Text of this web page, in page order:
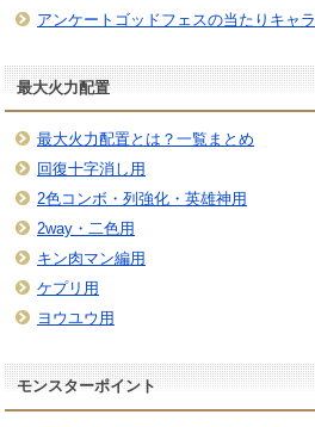
アンケートゴッドフェスの当たりキャラ
最大火力配置
最大火力配置とは？一覧まとめ
回復十字消し用
2色コンボ・列強化・英雄神用
2way・二色用
キン肉マン編用
ケプリ用
ヨウユウ用
モンスターポイント